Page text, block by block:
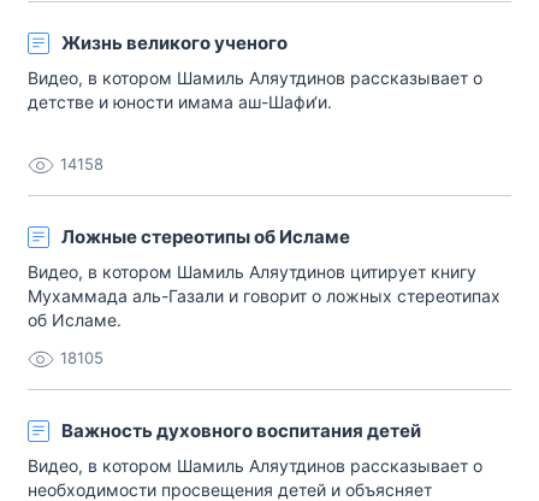
Жизнь великого ученого
Видео, в котором Шамиль Аляутдинов рассказывает о
детстве и юности имама аш-Шафи‘и.
14158
Ложные стереотипы об Исламе
Видео, в котором Шамиль Аляутдинов цитирует книгу
Мухаммада аль-Газали и говорит о ложных стереотипах
об Исламе.
18105
Важность духовного воспитания детей
Видео, в котором Шамиль Аляутдинов рассказывает о
необходимости просвещения детей и объясняет